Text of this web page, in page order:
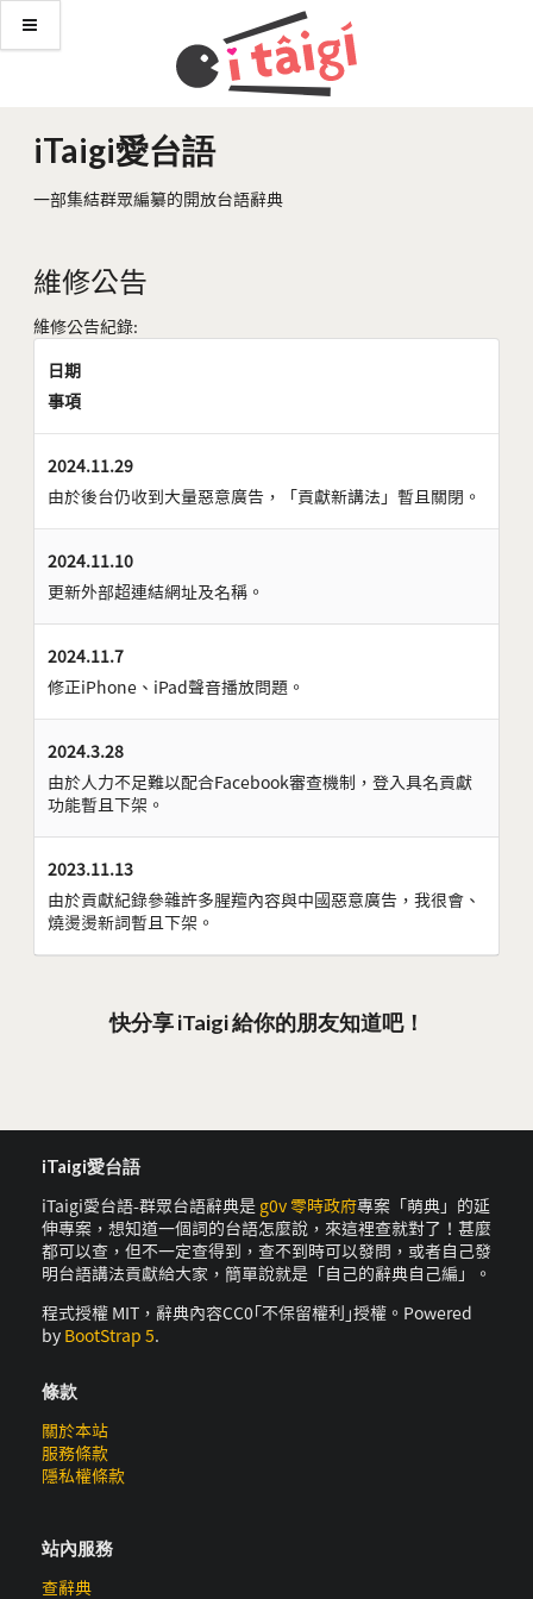
iTaigi愛台語
一部集結群眾編纂的開放台語辭典
維修公告
維修公告紀錄:
日期
事項
2024.11.29
由於後台仍收到大量惡意廣告，「貢獻新講法」暫且關閉。
2024.11.10
更新外部超連結網址及名稱。
2024.11.7
修正iPhone、iPad聲音播放問題。
2024.3.28
由於人力不足難以配合Facebook審查機制，登入具名貢獻
功能暫且下架。
2023.11.13
由於貢獻紀錄參雜許多腥羶內容與中國惡意廣告，我很會、
燒燙燙新詞暫且下架。
快分享 iTaigi 給你的朋友知道吧！
iTaigi愛台語
iTaigi愛台語-群眾台語辭典是 g0v 零時政府專案「萌典」的延
伸專案，想知道一個詞的台語怎麼說，來這裡查就對了！甚麼
都可以查，但不一定查得到，查不到時可以發問，或者自己發
明台語講法貢獻給大家，簡單說就是「自己的辭典自己編」。
程式授權 MIT，辭典內容CC0｢不保留權利｣授權。Powered
by BootStrap 5.
條款
關於本站
服務條款
隱私權條款
站內服務
查辭典